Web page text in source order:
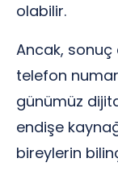
olabilir.
Ancak, sonuç
telefon
günümüz
endişe
bireylerin